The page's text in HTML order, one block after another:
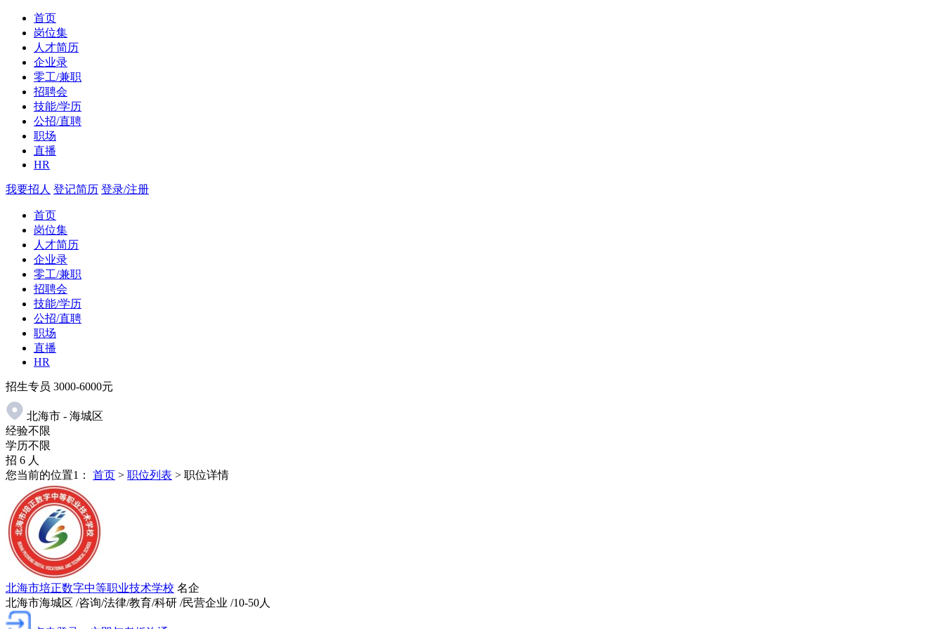
首页
岗位集
人才简历
企业录
零工/兼职
招聘会
技能/学历
公招/直聘
职场
直播
HR
我要招人 登记简历 登录/注册
首页
岗位集
人才简历
企业录
零工/兼职
招聘会
技能/学历
公招/直聘
职场
直播
HR
招生专员 3000-6000元
北海市 - 海城区
经验不限
学历不限
招 6 人
您当前的位置1： 首页 > 职位列表 > 职位详情
北海市培正数字中等职业技术学校 名企
北海市海城区 /咨询/法律/教育/科研 /民营企业 /10-50人